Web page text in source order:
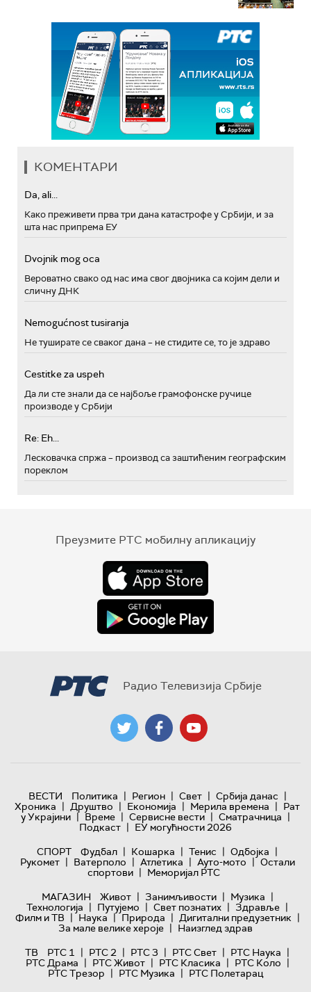
КОМЕНТАРИ
Da, ali...
Како преживети прва три дана катастрофе у Србији, и за
шта нас припрема ЕУ
Dvojnik mog oca
Вероватно свако од нас има свог двојника са којим дели и
сличну ДНК
Nemogućnost tusiranja
Не туширате се сваког дана – не стидите се, то је здраво
Cestitke za uspeh
Да ли сте знали да се најбоље грамофонске ручице
производе у Србији
Re: Eh...
Лесковачка спржа – производ са заштићеним географским
пореклом
Преузмите РТС мобилну апликацију
Радио Телевизија Србије
ВЕСТИ Политика | Регион | Свет | Србија данас |
Хроника | Друштво | Економија | Мерила времена | Рат
у Украјини | Време | Сервисне вести | Сматрачница |
Подкаст | ЕУ могућности 2026
СПОРТ
Фудбал | Кошарка | Тенис | Одбојка |
Рукомет | Ватерполо | Атлетика | Ауто-мото | Остали
спортови | Меморијал РТС
МАГАЗИН
Живот | Занимљивости | Музика |
Технологијa | Путујемо | Свет познатих | Здравље |
Филм и ТВ | Наука | Природа | Дигитални предузетник |
За мале велике хероје | Наизглед здрав
ТВ
РТС 1 | РТС 2 | РТС 3 | РТС Свет | РТС Наука |
РТС Драма | РТС Живот | РТС Класика | РТС Коло |
РТС Трезор | РТС Музика | РТС Полетарац